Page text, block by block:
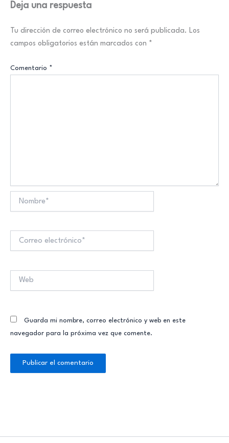
Deja una respuesta
Tu dirección de correo electrónico no será publicada. Los
campos obligatorios están marcados con *
Comentario *
Guarda mi nombre, correo electrónico y web en este
navegador para la próxima vez que comente.